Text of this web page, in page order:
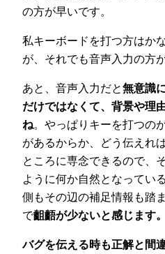
の方が早いです。
私キーボードを打つ方はか
が、それでも音声入力の方
あと、音声入力だと無意識
だけではなくて、背景や理
ね。やっぱりキーを打つの
があるからか、どう伝えれ
ところに専念できるので、
ように何か自然となってい
側もその辺の補足情報も踏
で齟齬が少ないと感じます。
バグを伝える時も正解と間